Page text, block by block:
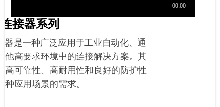
接器系列
器是一种广泛应用于工业自动化、通
他高要求环境中的连接解决方案。其
高可靠性、高耐用性和良好的防护性
种应用场景的需求。